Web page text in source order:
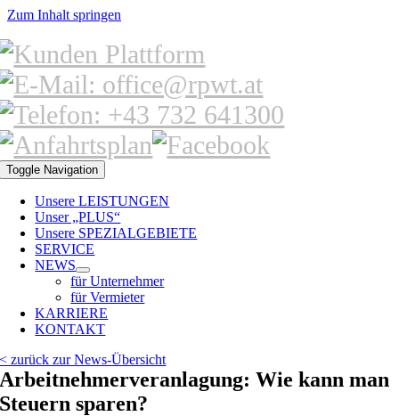
Zum Inhalt springen
Toggle Navigation
Unsere LEISTUNGEN
Unser „PLUS“
Unsere SPEZIALGEBIETE
SERVICE
NEWS
für Unternehmer
für Vermieter
KARRIERE
KONTAKT
< zurück zur News-Übersicht
Arbeitnehmerveranlagung: Wie kann man
Steuern sparen?